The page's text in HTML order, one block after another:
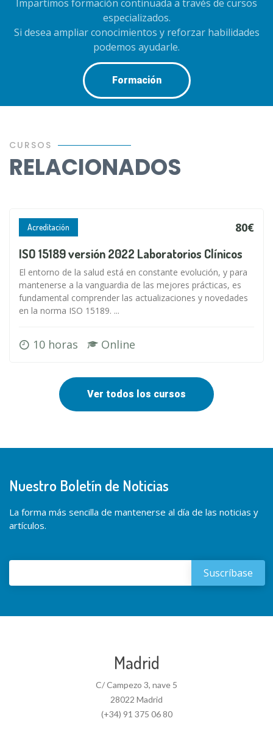
Impartimos formación continuada a través de cursos
especializados.
Si desea ampliar conocimientos y reforzar habilidades
podemos ayudarle.
Formación
CURSOS
RELACIONADOS
Acreditación 80€
ISO 15189 versión 2022 Laboratorios Clínicos
El entorno de la salud está en constante evolución, y para
mantenerse a la vanguardia de las mejores prácticas, es
fundamental comprender las actualizaciones y novedades
en la norma ISO 15189. ...
10 horas Online
Ver todos los cursos
Nuestro Boletín de Noticias
La forma más sencilla de mantenerse al día de las noticias y
artículos.
Madrid
C/ Campezo 3, nave 5
28022 Madrid
(+34) 91 375 06 80